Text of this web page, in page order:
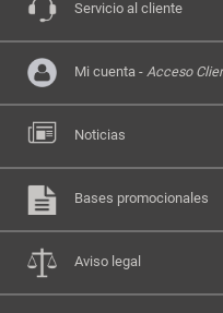
Servicio al cliente
Mi cuenta - Acceso
Noticias
Bases promocionales
Aviso legal